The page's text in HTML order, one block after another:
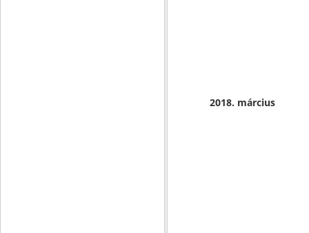
2018. március